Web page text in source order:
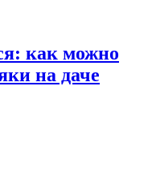
как можно
на даче